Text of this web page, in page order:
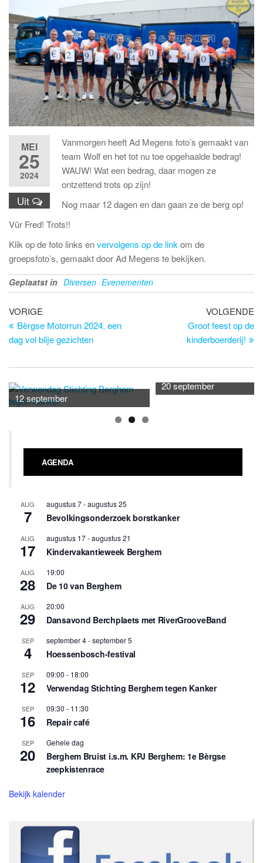
MEI
25
2024
Uit
Vanmorgen heeft Ad Megens foto’s gemaakt van
team Wolf en het tot nu toe opgehaalde bedrag!
WAUW! Wat een bedrag, daar mogen ze
ontzettend trots op zijn!
Nog maar 12 dagen en dan gaan ze de berg op!
Vûr Fred! Trots!!
Klik op de foto links envervolgens op de linkom de
groepsfoto’s, gemaakt door Ad Megens te bekijken.
Geplaatst in Diversen Evenementen
Bericht
navigatie
Vorig
bericht
VORIGE
Bèrgse Motorrun 2024, een
dag vol blije gezichten
VOLGENDE
Groot feest op de
kinderboerderij!
12 september
20 september
AGENDA
AUG
7
augustus 7-augustus 25
Bevolkingsonderzoek borstkanker
AUG
17
augustus 17-augustus 21
Kindervakantieweek Berghem
AUG
28
19:00
De 10 van Berghem
AUG
29
20:00
Dansavond Berchplaets met RiverGrooveBand
SEP
4
september 4-september 5
Hoessenbosch-festival
SEP
12
09:00 - 18:00
Verwendag Stichting Berghem tegen Kanker
SEP
16
09:30 - 11:30
Repair café
SEP
20
Gehele dag
Berghem Bruist i.s.m. KPJ Berghem: 1e Bèrgse
zeepkistenrace
Bekijk kalender